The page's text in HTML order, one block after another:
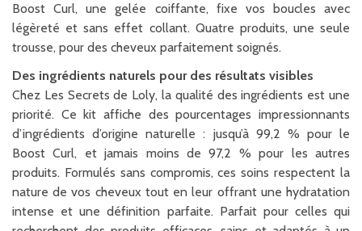
Boost Curl, une gelée coiffante, fixe vos boucles avec
légèreté et sans effet collant. Quatre produits, une seule
trousse, pour des cheveux parfaitement soignés.
Des ingrédients naturels pour des résultats visibles
Chez Les Secrets de Loly, la qualité des ingrédients est une
priorité. Ce kit affiche des pourcentages impressionnants
d’ingrédients d’origine naturelle : jusqu’à 99,2 % pour le
Boost Curl, et jamais moins de 97,2 % pour les autres
produits. Formulés sans compromis, ces soins respectent la
nature de vos cheveux tout en leur offrant une hydratation
intense et une définition parfaite. Parfait pour celles qui